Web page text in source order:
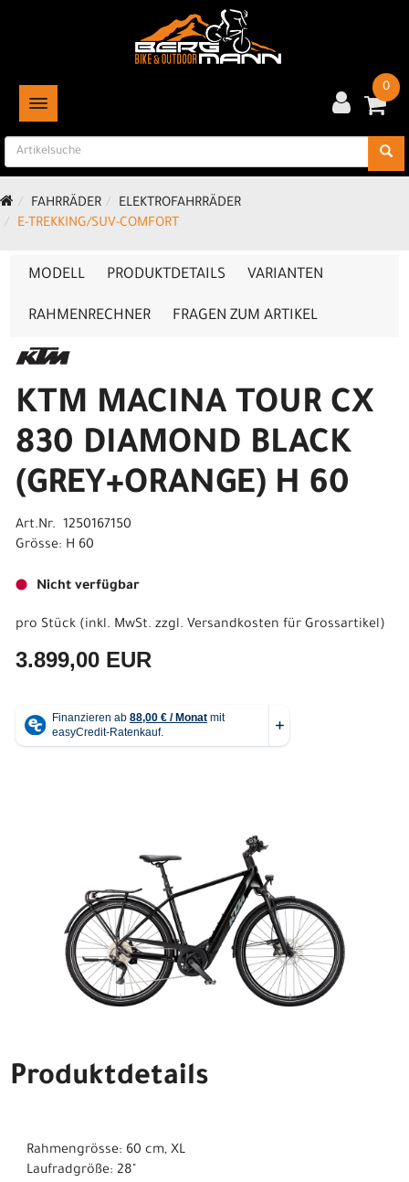
TOGGLE NAVIGATION
0
FAHRRÄDER
ELEKTROFAHRRÄDER
E-TREKKING/SUV-COMFORT
MODELL PRODUKTDETAILS VARIANTEN
RAHMENRECHNER FRAGEN ZUM ARTIKEL
KTM MACINA TOUR CX
830 DIAMOND BLACK
(GREY+ORANGE) H 60
Art.Nr. 1250167150
Grösse: H 60
Nicht verfügbar
pro Stück (inkl. MwSt. zzgl. Versandkosten für Grossartikel)
3.899,00 EUR
Produktdetails
Rahmengrösse: 60 cm, XL
Laufradgröße: 28"